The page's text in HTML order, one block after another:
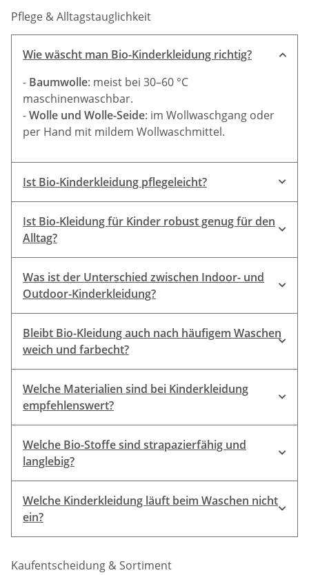
Pflege & Alltagstauglichkeit
Wie wäscht man Bio-Kinderkleidung richtig?
- Baumwolle: meist bei 30–60 °C
maschinenwaschbar.
-Wolle und Wolle-Seide: im Wollwaschgang oder
per Hand mit mildem Wollwaschmittel.
Ist Bio-Kinderkleidung pflegeleicht?
Ist Bio-Kleidung für Kinder robust genug für den
Alltag?
Was ist der Unterschied zwischen Indoor- und
Outdoor-Kinderkleidung?
Outdoor-Kleidung
Bleibt Bio-Kleidung auch nach häufigem Waschen
weich und farbecht?
Welche Materialien sind bei Kinderkleidung
empfehlenswert?
Welche Bio-Stoffe sind strapazierfähig und
langlebig?
Feste Bio-Baumwolle
Leinen
Welche Kinderkleidung läuft beim Waschen nicht
ein?
formstabil
Kaufentscheidung & Sortiment